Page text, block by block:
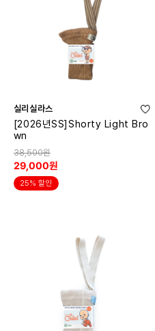
실리실라스
[2026년SS]Shorty Light Bro
wn
38,500원
29,000원
25% 할인